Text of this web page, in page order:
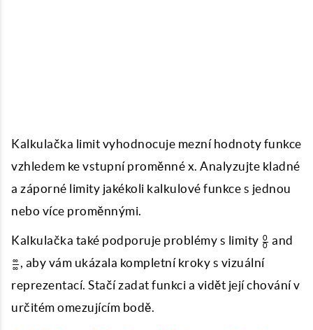
Kalkulačka limit vyhodnocuje mezní hodnoty funkce
vzhledem ke vstupní proměnné x. Analyzujte kladné
a záporné limity jakékoli kalkulové funkce s jednou
nebo více proměnnými.
Kalkulačka také podporuje problémy s limity \frac{0}
{0}
0
0 and
∞
∞ , aby vám ukázala kompletní kroky s vizuální
reprezentací. Stačí zadat funkci a vidět její chování v
určitém omezujícím bodě.